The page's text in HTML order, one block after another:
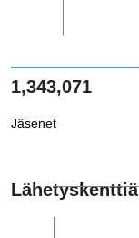
1,343,071
Jäsenet
Lähetyskenttiä